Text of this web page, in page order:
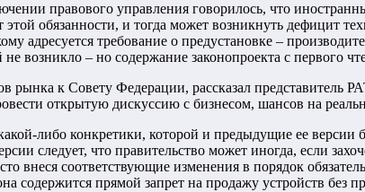
правового управления говорилось, что
этой обязанности, и тогда может возникнуть дефицит
адресуется требование о предустановке –
возникло – но содержание законопроекта с первого
к Совету Федерации, рассказал представитель
открытую дискуссию с бизнесом, шансов на
либо конкретики, которой и предыдущие ее
следует, что правительство может иногда, если
внеся соответствующие изменения в порядок
содержится прямой запрет на продажу устройств без